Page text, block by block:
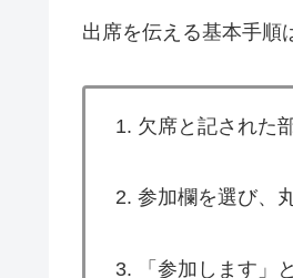
出席を伝える基本手順
1. 欠席と記された
2. 参加欄を選び、
3. 「参加します」